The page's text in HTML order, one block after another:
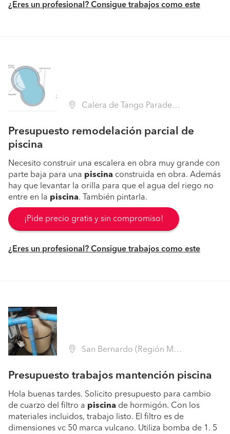
¿Eres un profesional? Consigue trabajos como este
Calera de Tango Paradero 15, Calera de Tango (Región Metropolitana - Maipo)
Presupuesto remodelación parcial de
piscina
Necesito construir una escalera en obra muy grande con
parte baja para una piscina construida en obra. Además
hay que levantar la orilla para que el agua del riego no
entre en la piscina. También pintarla.
¡Pide precio gratis y sin compromiso!
¿Eres un profesional? Consigue trabajos como este
San Bernardo (Región Metropolitana - Maipo)
Presupuesto trabajos mantención piscina
Hola buenas tardes. Solicito presupuesto para cambio
de cuarzo del filtro a piscina de hormigón. Con los
materiales incluidos, trabajo listo. El filtro es de
dimensiones vc 50 marca vulcano. Utiliza bomba de 1. 5